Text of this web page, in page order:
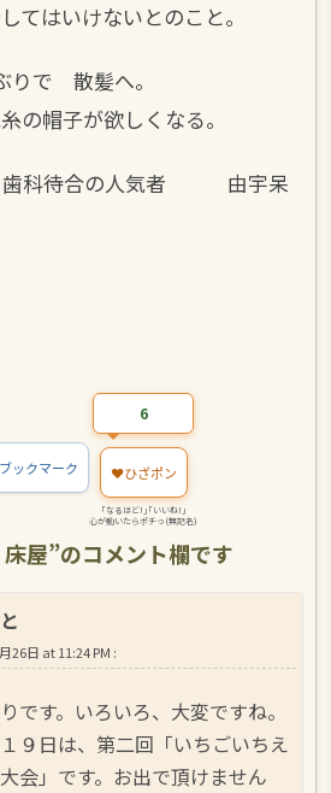
てはいけないとのこと。
で 散髪へ。
の帽子が欲しくなる。
歯科待合の人気者 由宇呆
ブックマーク
6
❤️ひざポン
｢なるほど!｣｢いいね!｣
心が動いたらポチっ(無記名)
屋”のコメント欄です
26日 at 11:24 PM :
です。いろいろ、大変ですね。
９日は、第二回「いちごいちえ
会」です。お出で頂けません